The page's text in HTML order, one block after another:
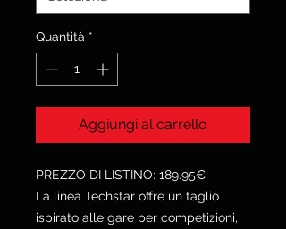
Quantità *
Aggiungi al carrello
PREZZO DI LISTINO: 189.95€
La linea Techstar offre un taglio
ispirato alle gare per competizioni,